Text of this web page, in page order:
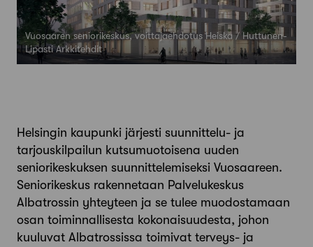
Vuosaaren seniorikeskus, voittajaehdotus Heiska / Huttunen-
Lipasti Arkkitehdit
Helsingin kaupunki järjesti suunnittelu- ja
tarjouskilpailun kutsumuotoisena uuden
seniorikeskuksen suunnittelemiseksi Vuosaareen.
Seniorikeskus rakennetaan Palvelukeskus
Albatrossin yhteyteen ja se tulee muodostamaan
osan toiminnallisesta kokonaisuudesta, johon
kuuluvat Albatrossissa toimivat terveys- ja